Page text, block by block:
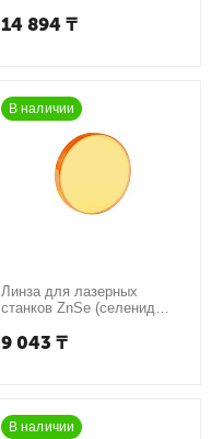
США) линза, 20-63,5mm
14 894 ₸
В наличии
Линза для лазерных
станков ZnSe (селенид
D12 мм / фокус 50,8 мм
9 043 ₸
В наличии